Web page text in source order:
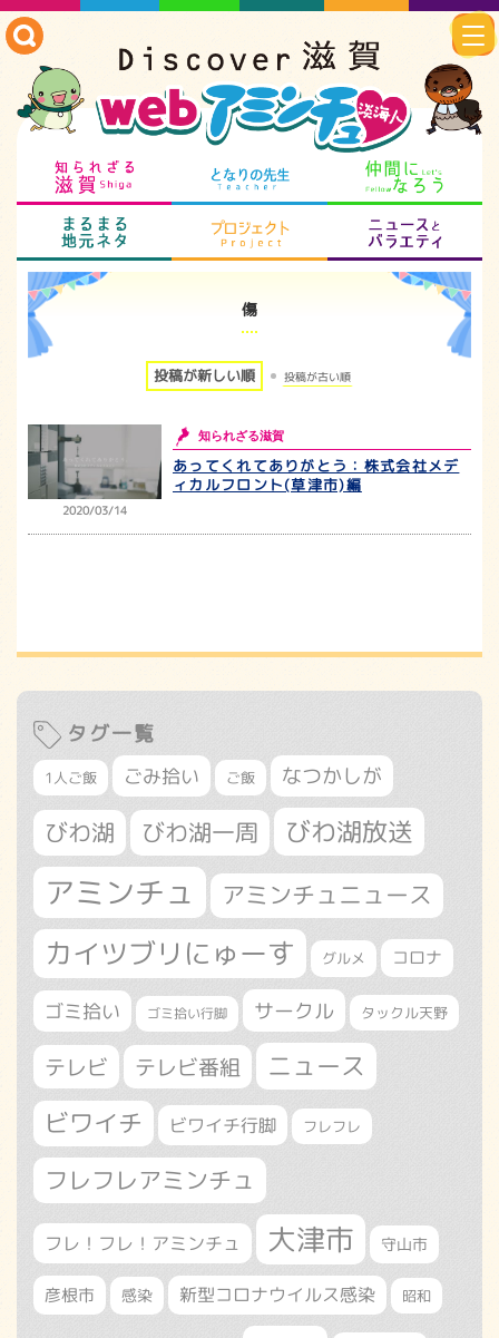
知られざる滋賀 となりの先生
まるまる地元ネタ プロジェクト
傷
投稿が新しい順 投稿が古い順
2020/03/14
知られざる滋賀
あってくれてありがとう：株式会社メデ
ィカルフロント(草津市)編
タグ一覧
1人ご飯 ごみ拾い ご飯 なつかしが
びわ湖 びわ湖一周 びわ湖放送
アミンチュ アミンチュニュース
カイツブリにゅーす グルメ コロナ
ゴミ拾い ゴミ拾い行脚 サークル タックル天野
テレビ テレビ番組 ニュース
ビワイチ ビワイチ行脚 フレフレ
フレフレアミンチュ
フレ！フレ！アミンチュ 大津市 守山市
彦根市 感染 新型コロナウイルス感染 昭和